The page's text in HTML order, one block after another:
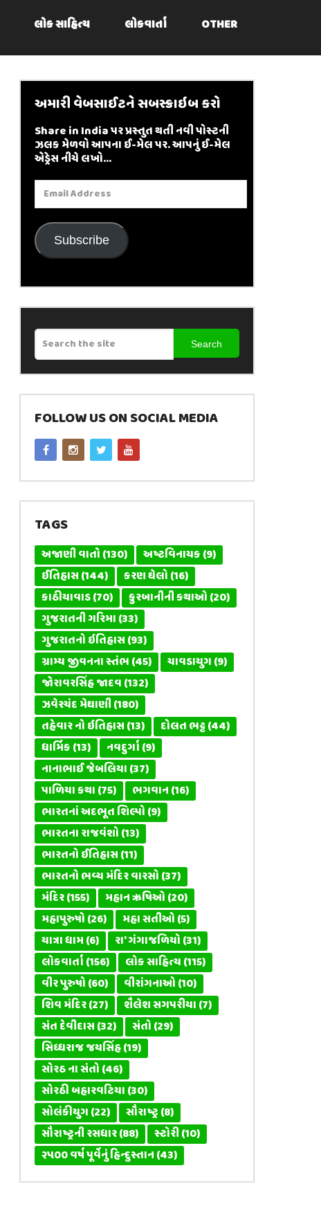
લોક સાહિત્ય લોકવાર્તા OTHER
અમારી વેબસાઈટને સબસ્ક્રાઇબ કરો
Share in India પર પ્રસ્તુત થતી નવી પોસ્ટની
ઝલક મેળવો આપના ઈ-મેલ પર. આપનું ઈ-મેલ
એડ્રેસ નીચે લખો...
Email
Address
Subscribe
Search
FOLLOW US ON SOCIAL MEDIA
TAGS
અજાણી વાતો(130) અષ્ટવિનાયક(9)
ઈતિહાસ(144) કરણ ઘેલો(16)
કાઠીયાવાડ(70) કુરબાનીની કથાઓ(20)
ગુજરાતની ગરિમા(33)
ગુજરાતનો ઇતિહાસ(93)
ગ્રામ્ય જીવનના સ્તંભ(45) ચાવડાયુગ(9)
જોરાવરસિંહ જાદવ(132)
ઝવેરચંદ મેઘાણી(180)
તહેવાર નો ઇતિહાસ(13) દોલત ભટ્ટ(44)
ધાર્મિક(13) નવદુર્ગા(9)
નાનાભાઈ જેબલિયા(37)
પાળિયા કથા(75) ભગવાન(16)
ભારતનાં અદભૂત શિલ્પો(9)
ભારતના રાજવંશો(13)
ભારતનો ઈતિહાસ(11)
ભારતનો ભવ્ય મંદિર વારસો(37)
મંદિર(155) મહાન ઋષિઓ(20)
મહાપુરુષો(26) મહા સતીઓ(5)
યાત્રા ધામ(6) રા' ગંગાજળિયો(31)
લોકવાર્તા(156) લોક સાહિત્ય(115)
વીર પુરુષો(60) વીરાંગનાઓ(10)
શિવ મંદિર(27) શૈલેશ સગપરીયા(7)
સંત દેવીદાસ(32) સંતો(29)
સિધ્ધરાજ જયસિંહ(19)
સોરઠ ના સંતો(46)
સોરઠી બહારવટિયા(30)
સોલંકીયુગ(22) સૌરાષ્ટ્ર(8)
સૌરાષ્ટ્રની રસધાર(88) સ્ટોરી(10)
૨૫૦૦ વર્ષ પૂર્વેનું હિન્દુસ્તાન(43)